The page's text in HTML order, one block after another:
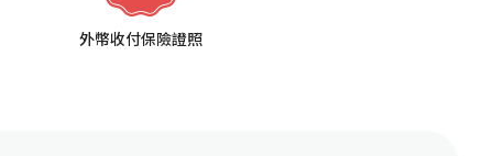
外幣收付保險證照